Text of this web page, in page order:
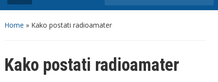
Home » Kako postati radioamater
Kako postati radioamater